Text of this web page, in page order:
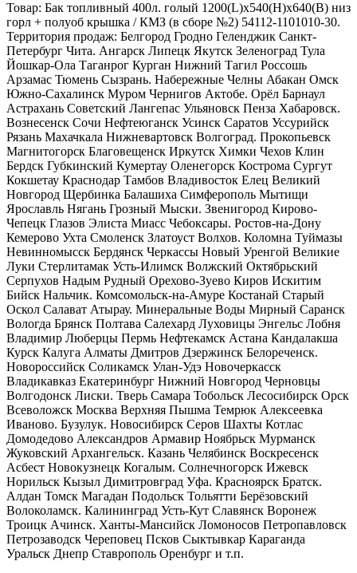
Товар: Бак топливный 400л. голый 1200(L)х540(H)х640(B) низ
горл + полуоб крышка / КМЗ (в сборе №2) 54112-1101010-30.
Территория продаж: Белгород Гродно Геленджик Санкт-
Петербург Чита. Ангарск Липецк Якутск Зеленоград Тула
Йошкар-Ола Таганрог Курган Нижний Тагил Россошь
Арзамас Тюмень Сызрань. Набережные Челны Абакан Омск
Южно-Сахалинск Муром Чернигов Актобе. Орёл Барнаул
Астрахань Советский Лангепас Ульяновск Пенза Хабаровск.
Вознесенск Сочи Нефтеюганск Усинск Саратов Уссурийск
Рязань Махачкала Нижневартовск Волгоград. Прокопьевск
Магнитогорск Благовещенск Иркутск Химки Чехов Клин
Бердск Губкинский Кумертау Оленегорск Кострома Сургут
Кокшетау Краснодар Тамбов Владивосток Елец Великий
Новгород Щербинка Балашиха Симферополь Мытищи
Ярославль Нягань Грозный Мыски. Звенигород Кирово-
Чепецк Глазов Элиста Миасс Чебоксары. Ростов-на-Дону
Кемерово Ухта Смоленск Златоуст Волхов. Коломна Туймазы
Невинномысск Бердянск Черкассы Новый Уренгой Великие
Луки Стерлитамак Усть-Илимск Волжский Октябрьский
Серпухов Надым Рудный Орехово-Зуево Киров Искитим
Бийск Нальчик. Комсомольск-на-Амуре Костанай Старый
Оскол Салават Атырау. Минеральные Воды Мирный Саранск
Вологда Брянск Полтава Салехард Луховицы Энгельс Лобня
Владимир Люберцы Пермь Нефтекамск Астана Кандалакша
Курск Калуга Алматы Дмитров Дзержинск Белореченск.
Новороссийск Соликамск Улан-Удэ Новочеркасск
Владикавказ Екатеринбург Нижний Новгород Черновцы
Волгодонск Лиски. Тверь Самара Тобольск Лесосибирск Орск
Всеволожск Москва Верхняя Пышма Темрюк Алексеевка
Иваново. Бузулук. Новосибирск Серов Шахты Котлас
Домодедово Александров Армавир Ноябрьск Мурманск
Жуковский Архангельск. Казань Челябинск Воскресенск
Асбест Новокузнецк Когалым. Солнечногорск Ижевск
Норильск Кызыл Димитровград Уфа. Красноярск Братск.
Алдан Томск Магадан Подольск Тольятти Берёзовский
Волоколамск. Калининград Усть-Кут Славянск Воронеж
Троицк Ачинск. Ханты-Мансийск Ломоносов Петропавловск
Петрозаводск Череповец Псков Сыктывкар Караганда
Уральск Днепр Ставрополь Оренбург и т.п.